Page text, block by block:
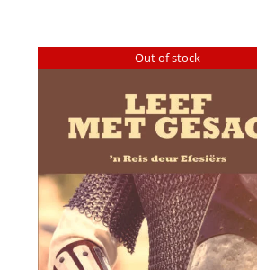
Out of stock